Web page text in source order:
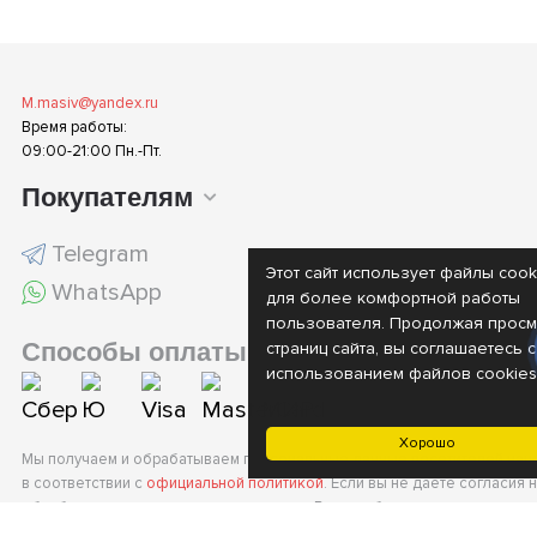
Хорошо
Этот сайт использует файлы
для более комфортной работы
пользователя. Продолжая
страниц сайта, вы соглашаетесь с
использованием файлов
M.masiv@yandex.ru
Время работы:
09:00-21:00 Пн.-Пт.
Покупателям
Telegram
WhatsApp
Способы оплаты
Мы получаем и обрабатываем персональные данные посетителей
в соответствии с официальной политикой. Если вы не даете согласия
обработку своих персональных данных, Вам необходимо покинуть наш